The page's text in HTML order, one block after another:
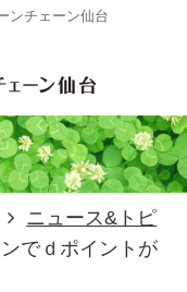
ンチェーン仙台
ニュース&トピ
でｄポイントが